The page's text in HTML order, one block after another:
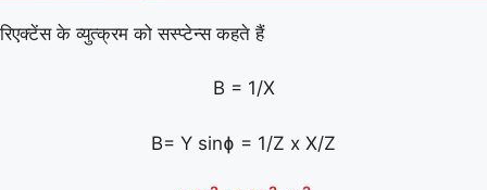
रिएक्टेंस के व्युत्क्रम को सस्प्टेन्स कहते हैं
B = 1/X
B= Y sinɸ = 1/Z x X/Z